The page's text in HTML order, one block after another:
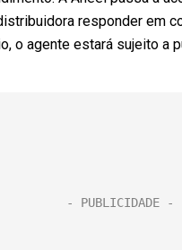
responder em
o agente estará sujeito a